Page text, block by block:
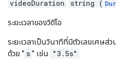
videoDuration
string (
ระยะเวลาของวิดีโอ
ระยะเวลาเป็นวินาทีที่มีตัวเลขเศษส่
ด้วย " s " เช่น "3.5s"